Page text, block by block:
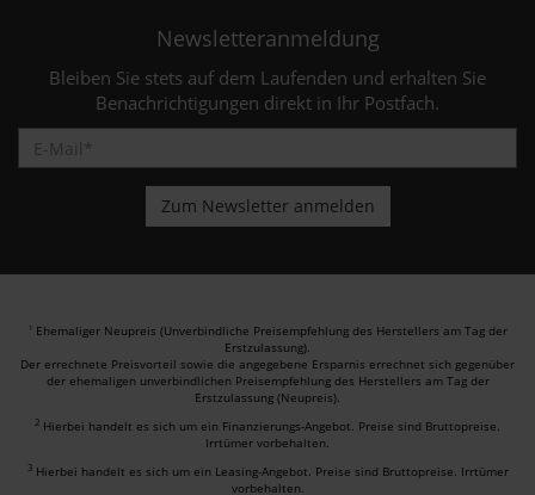
Newsletteranmeldung
Bleiben Sie stets auf dem Laufenden und erhalten Sie
Benachrichtigungen direkt in Ihr Postfach.
1 Ehemaliger Neupreis (Unverbindliche Preisempfehlung des Herstellers am Tag der
Erstzulassung).
Der errechnete Preisvorteil sowie die angegebene Ersparnis errechnet sich gegenüber
der ehemaligen unverbindlichen Preisempfehlung des Herstellers am Tag der
Erstzulassung (Neupreis).
2 Hierbei handelt es sich um ein Finanzierungs-Angebot. Preise sind Bruttopreise.
Irrtümer vorbehalten.
3 Hierbei handelt es sich um ein Leasing-Angebot. Preise sind Bruttopreise. Irrtümer
vorbehalten.